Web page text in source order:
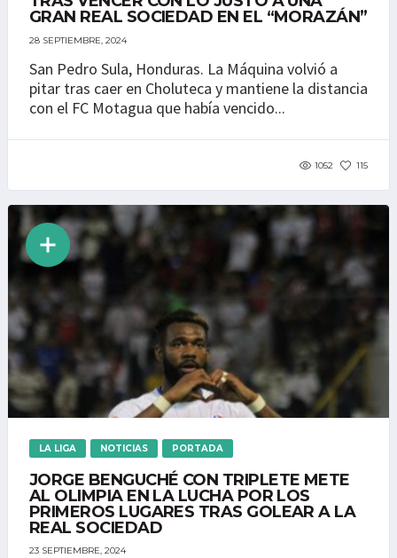
GRAN REAL SOCIEDAD EN EL “MORAZÁN”
28 SEPTIEMBRE, 2024
San Pedro Sula, Honduras. La Máquina volvió a
pitar tras caer en Choluteca y mantiene la distancia
con el FC Motagua que había vencido...
1052 115
LA LIGA NOTICIAS PORTADA
JORGE BENGUCHÉ CON TRIPLETE METE
AL OLIMPIA EN LA LUCHA POR LOS
PRIMEROS LUGARES TRAS GOLEAR A LA
REAL SOCIEDAD
23 SEPTIEMBRE, 2024